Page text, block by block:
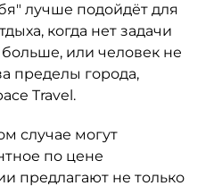
лучше подойдёт для
когда нет задачи
или человек не
пределы города,
Travel.
случае могут
по цене
предлагают не только